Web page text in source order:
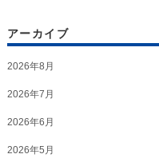
アーカイブ
2026年8月
2026年7月
2026年6月
2026年5月